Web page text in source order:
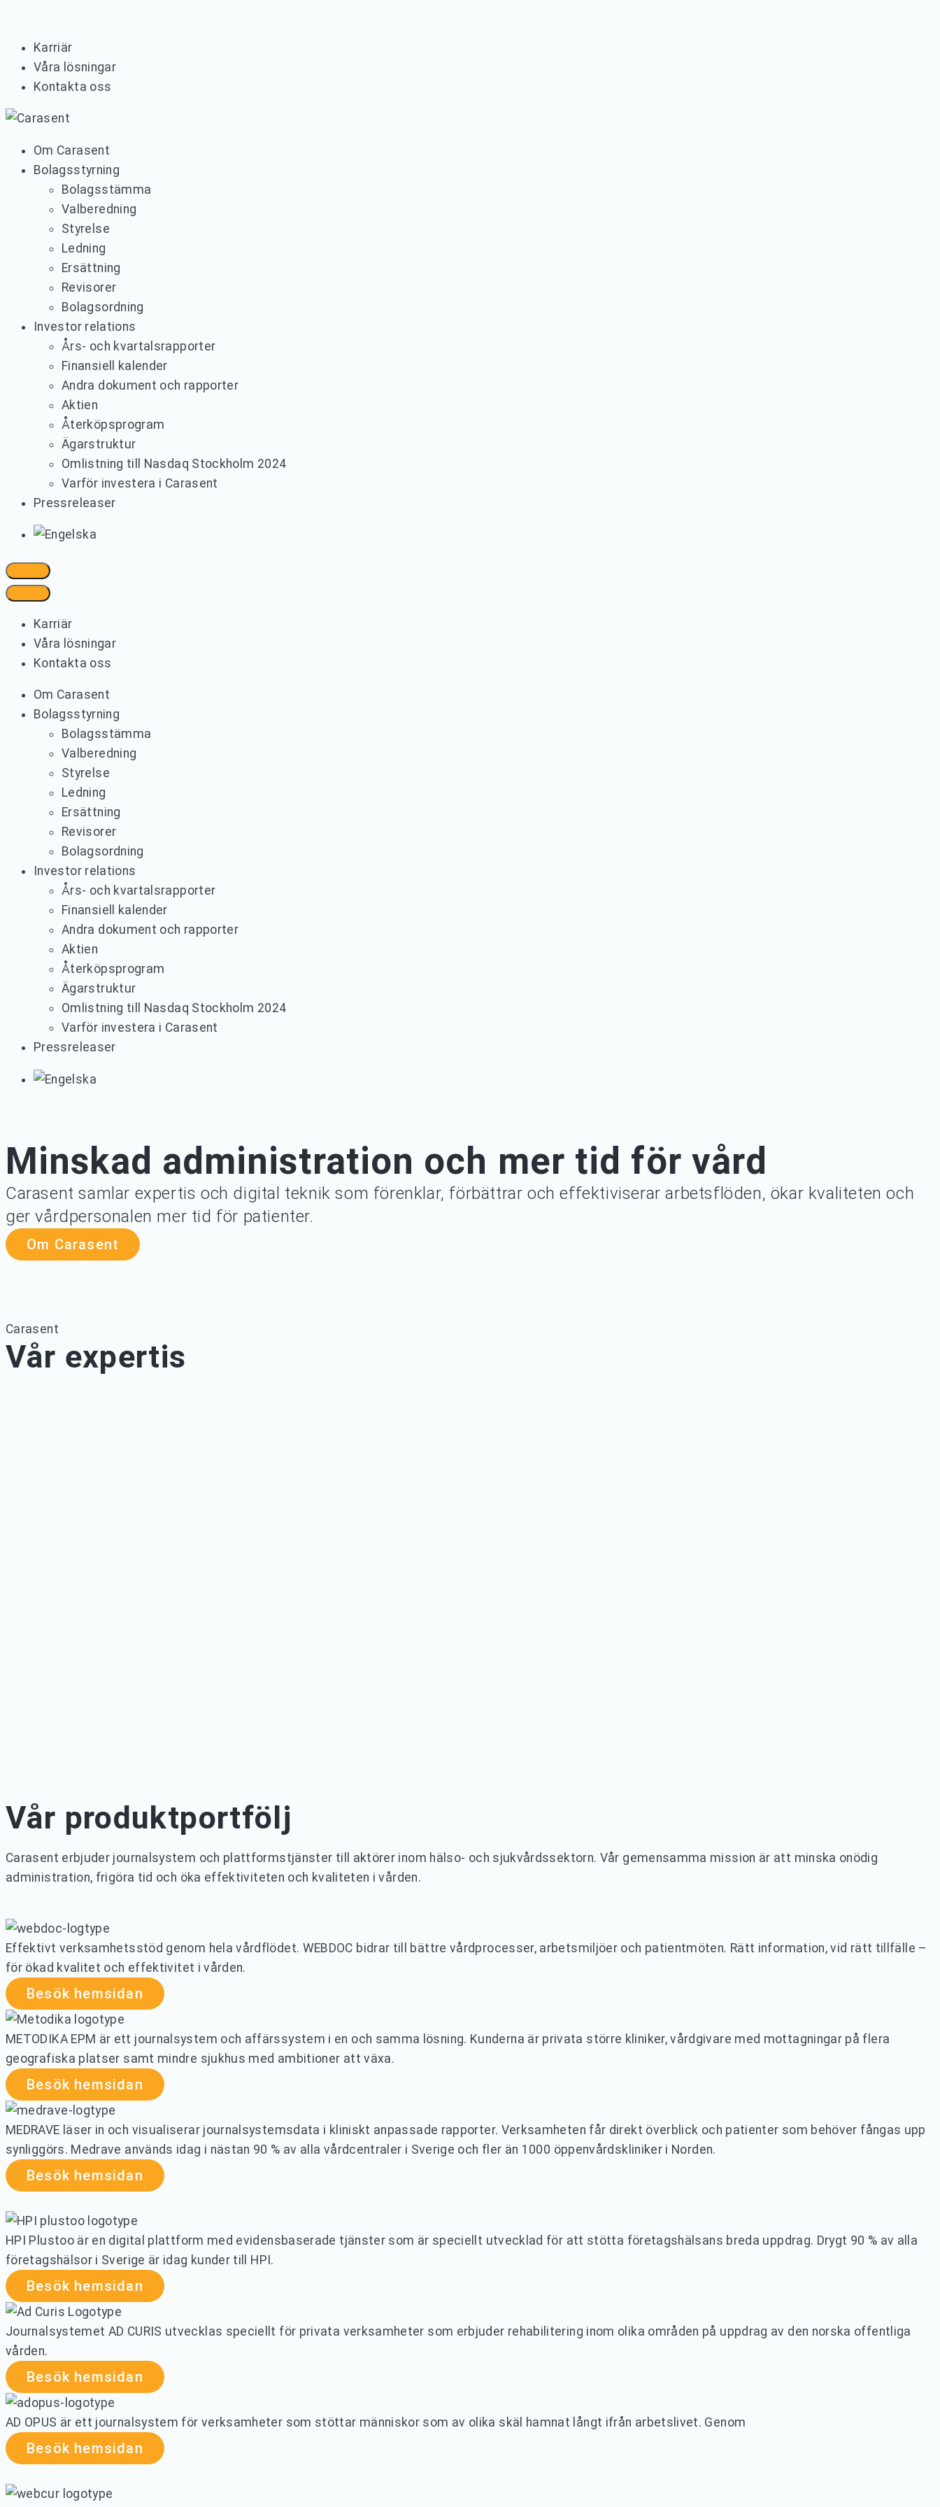
Karriär
Våra lösningar
Kontakta oss
Om Carasent
Bolagsstyrning
Bolagsstämma
Valberedning
Styrelse
Ledning
Ersättning
Revisorer
Bolagsordning
Investor relations
Års- och kvartalsrapporter
Finansiell kalender
Andra dokument och rapporter
Aktien
Återköpsprogram
Ägarstruktur
Omlistning till Nasdaq Stockholm 2024
Varför investera i Carasent
Pressreleaser
Karriär
Våra lösningar
Kontakta oss
Om Carasent
Bolagsstyrning
Bolagsstämma
Valberedning
Styrelse
Ledning
Ersättning
Revisorer
Bolagsordning
Investor relations
Års- och kvartalsrapporter
Finansiell kalender
Andra dokument och rapporter
Aktien
Återköpsprogram
Ägarstruktur
Omlistning till Nasdaq Stockholm 2024
Varför investera i Carasent
Pressreleaser
Minskad administration och mer tid för vård
Carasent samlar expertis och digital teknik som förenklar, förbättrar och effektiviserar arbetsflöden, ökar kvaliteten och
ger vårdpersonalen mer tid för patienter.
Om Carasent
Carasent
Vår expertis
Vår produktportfölj
Carasent erbjuder journalsystem och plattformstjänster till aktörer inom hälso- och sjukvårdssektorn. Vår gemensamma mission är att minska onödig
administration, frigöra tid och öka effektiviteten och kvaliteten i vården.
Effektivt verksamhetsstöd genom hela vårdflödet. WEBDOC bidrar till bättre vårdprocesser, arbetsmiljöer och patientmöten. Rätt information, vid rätt tillfälle –
för ökad kvalitet och effektivitet i vården.
Besök hemsidan
METODIKA EPM är ett journalsystem och affärssystem i en och samma lösning. Kunderna är privata större kliniker, vårdgivare med mottagningar på flera
geografiska platser samt mindre sjukhus med ambitioner att växa.
Besök hemsidan
MEDRAVE läser in och visualiserar journalsystemsdata i kliniskt anpassade rapporter. Verksamheten får direkt överblick och patienter som behöver fångas upp
synliggörs. Medrave används idag i nästan 90 % av alla vårdcentraler i Sverige och fler än 1000 öppenvårdskliniker i Norden.
Besök hemsidan
HPI Plustoo är en digital plattform med evidensbaserade tjänster som är speciellt utvecklad för att stötta företagshälsans breda uppdrag. Drygt 90 % av alla
företagshälsor i Sverige är idag kunder till HPI.
Besök hemsidan
Journalsystemet AD CURIS utvecklas speciellt för privata verksamheter som erbjuder rehabilitering inom olika områden på uppdrag av den norska offentliga
vården.
Besök hemsidan
AD OPUS är ett journalsystem för verksamheter som stöttar människor som av olika skäl hamnat långt ifrån arbetslivet. Genom
Besök hemsidan